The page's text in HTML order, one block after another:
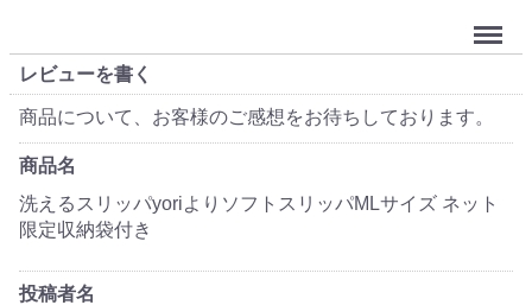
Menu
レビューを書く
商品について、お客様のご感想をお待ちしております。
商品名
洗えるスリッパyoriよりソフトスリッパMLサイズ ネット
限定収納袋付き
投稿者名